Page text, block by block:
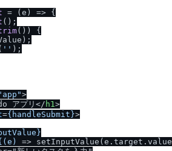
= ( e ) => {
();
()) {
'' );
>
アプリ </ h1>
={handleSubmit}>
=>